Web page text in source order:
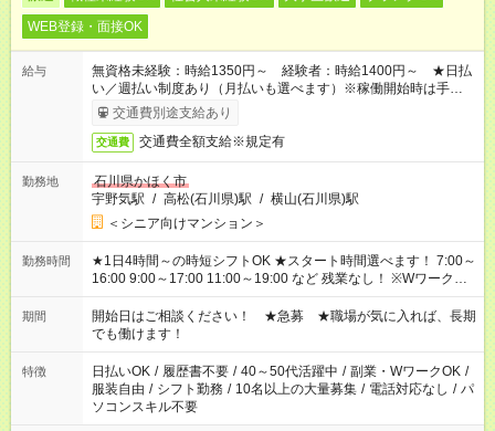
WEB登録・面接OK
給与
無資格未経験：時給1350円～ 経験者：時給1400円～ ★日払
い／週払い制度あり（月払いも選べます）※稼働開始時は手続き
完了次第のお支払いとなります。
交通費別途支給あり
交通費 交通費全額支給※規定有
勤務地
石川県かほく市
宇野気駅 / 高松(石川県)駅 / 横山(石川県)駅
＜シニア向けマンション＞
勤務時間
★1日4時間～の時短シフトOK ★スタート時間選べます！ 7:00～
16:00 9:00～17:00 11:00～19:00 など 残業なし！ ※Wワークの
場合、他のお仕事と合わせ週40時間超の就業はご案内できませ
ん ※法令に基づき、週20時間以上勤務は社会保険への加入対象
となります ※労働者派遣法（日雇い派遣の原則禁止）により、
短時間・短期間の就業はご案内が難しい場合があります
期間
開始日はご相談ください！ ★急募 ★職場が気に入れば、長期
でも働けます！
特徴 日払いOK / 履歴書不要 / 40～50代活躍中 / 副業・WワークOK /
服装自由 / シフト勤務 / 10名以上の大量募集 / 電話対応なし / パ
ソコンスキル不要